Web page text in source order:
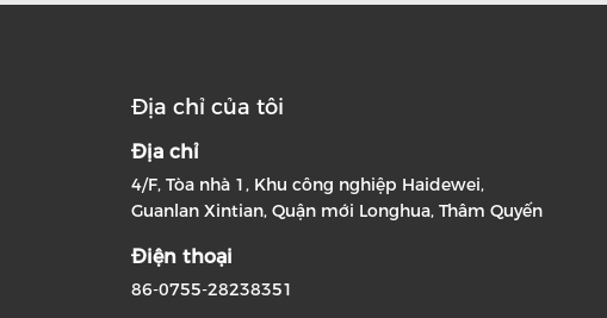
Địa chỉ của tôi
Địa chỉ
4/F, Tòa nhà 1, Khu công nghiệp Haidewei,
Guanlan Xintian, Quận mới Longhua, Thâm Quyến
Điện thoại
86-0755-28238351